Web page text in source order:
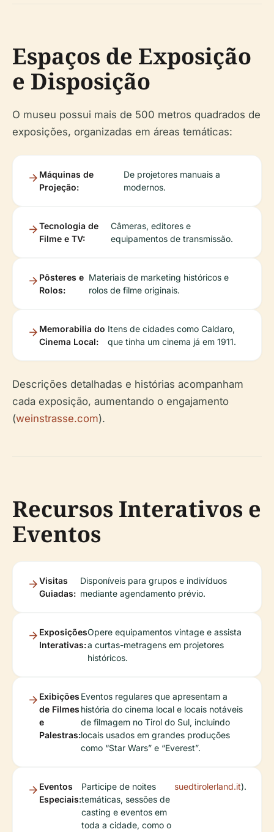
Espaços de Exposição
e Disposição
O museu possui mais de 500 metros quadrados de
exposições, organizadas em áreas temáticas:
Máquinas de
Projeção:
De projetores manuais a
modernos.
Tecnologia de
Filme e TV:
Câmeras, editores e
equipamentos de transmissão.
Pôsteres e
Rolos:
Materiais de marketing históricos e
rolos de filme originais.
Memorabilia do
Cinema Local:
Itens de cidades como Caldaro,
que tinha um cinema já em 1911.
Descrições detalhadas e histórias acompanham
cada exposição, aumentando o engajamento
(weinstrasse.com).
Recursos Interativos e
Eventos
Visitas
Guiadas:
Disponíveis para grupos e indivíduos
mediante agendamento prévio.
Exposições
Interativas:
Opere equipamentos vintage e assista
a curtas-metragens em projetores
históricos.
Exibições
de Filmes
e
Palestras:
Eventos regulares que apresentam a
história do cinema local e locais notáveis
de filmagem no Tirol do Sul, incluindo
locais usados em grandes produções
como “Star Wars” e “Everest”.
Eventos
Especiais:
Participe de noites
temáticas, sessões de
casting e eventos em
toda a cidade, como o
suedtirolerland.it).